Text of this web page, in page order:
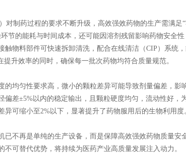
药过程的要求不断升级，高效强效药物的生产需满足“
节的能耗与时间成本，还可能因溶剂残留影响药物安全
物料部件可快速拆卸清洗，配合在线清洁（CIP）系统
升效率的同时，确保每一批次药物均符合质量规范。
匀性要求高，微小的颗粒差异可能导致剂量偏差，影
差±5%以内的稳定输出，且颗粒硬度均匀，流动性好，
可缩小至2%以下，显著提升了药物服用后的生物利用度
不再是单纯的生产设备，而是保障高效强效药物质量安
可替代优势，将持续为医药产业高质量发展注入动力。